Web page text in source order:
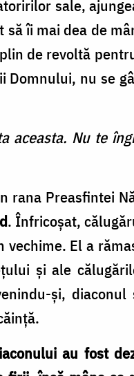
sale,
îi mai dea de
de revoltă
nu se
Nu te
rana Preasfintei
. Înfricoşat,
El a
şi ale
și,
au fost